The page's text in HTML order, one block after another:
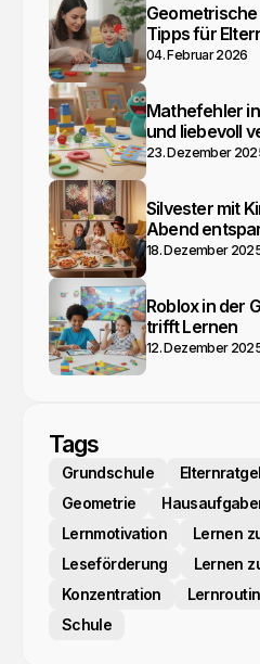
Tipps für
04. Februar 2026
Mathefehler
und liebevoll
23. Dezember
Silvester mit
Abend
18. Dezember
Roblox in der
trifft Lernen
12. Dezember
Tags
Grundschule
Geometrie
Lernmotivation
Lernen
Leseförderung
Lernen
Konzentration
Schule